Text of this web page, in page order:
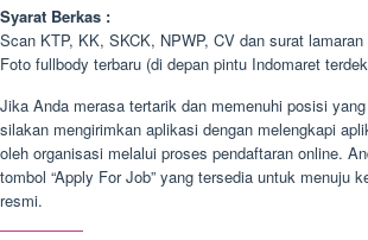
Syarat Berkas :
Scan KTP, KK, SKCK, NPWP, CV dan surat
Foto fullbody terbaru (di depan pintu Indomaret
Jika Anda merasa tertarik dan memenuhi posisi
silakan mengirimkan aplikasi dengan melengkapi
oleh organisasi melalui proses pendaftaran online.
tombol “Apply For Job” yang tersedia untuk menuju
resmi.